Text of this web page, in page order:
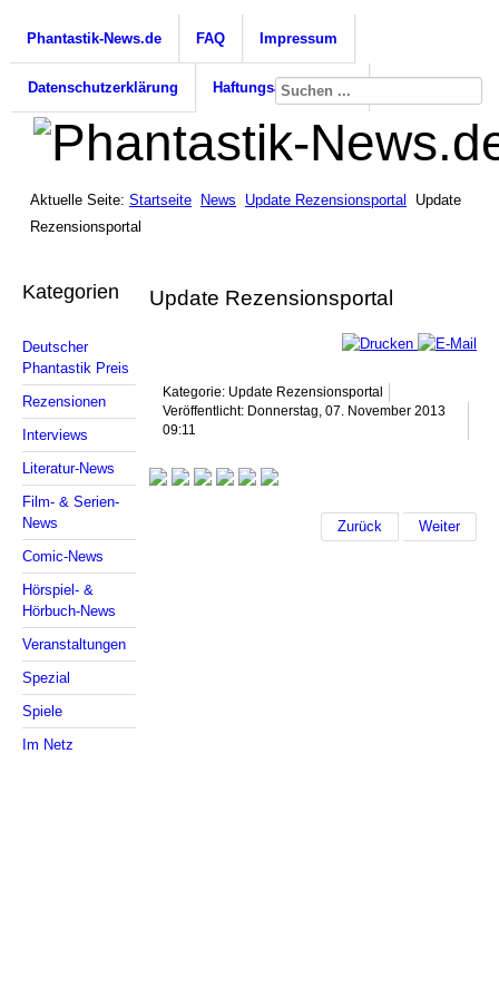
Phantastik-News.de FAQ Impressum
Datenschutzerklärung Haftungsausschluss
Aktuelle Seite: Startseite News Update Rezensionsportal
Update
Rezensionsportal
Kategorien
Deutscher
Phantastik Preis
Rezensionen
Interviews
Literatur-News
Film- & Serien-
News
Comic-News
Hörspiel- &
Hörbuch-News
Veranstaltungen
Spezial
Spiele
Im Netz
Update Rezensionsportal
Kategorie: Update Rezensionsportal
Veröffentlicht: Donnerstag, 07. November 2013
09:11
Zurück Weiter